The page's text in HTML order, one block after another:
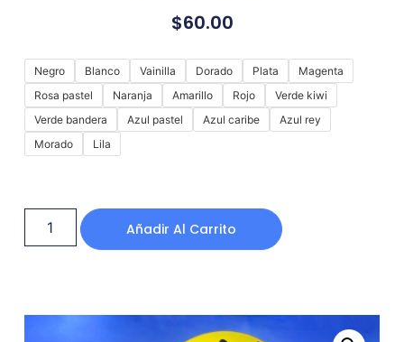
$60.00
Negro Blanco Vainilla Dorado Plata
Magenta
Rosa pastel
Naranja Amarillo Rojo
Verde kiwi
Verde bandera
Azul pastel Azul caribe
Azul rey
Morado
Lila
Añadir Al Carrito